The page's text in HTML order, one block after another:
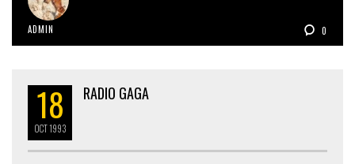
ADMIN 0
18
OCT1993
RADIO GAGA